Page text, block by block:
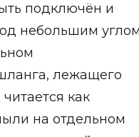
подключён и
небольшим
лежащего
как
на отдельном